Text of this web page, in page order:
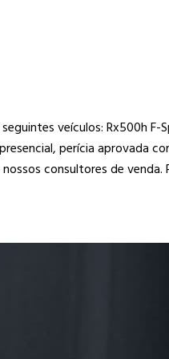
veículos: Rx500h
perícia aprovada
consultores de